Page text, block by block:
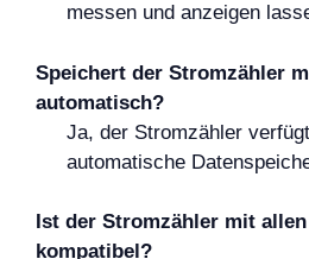
messen und anzeigen
Speichert der Stromzähler
automatisch?
Ja, der Stromzähler
automatische
Ist der Stromzähler mit
kompatibel?